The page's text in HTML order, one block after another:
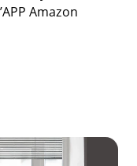
Amazon